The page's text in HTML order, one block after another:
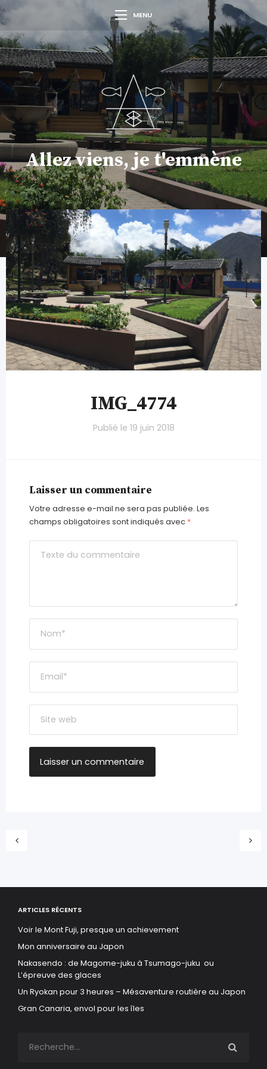
MENU
Allez viens, je t'emmène
IMG_4774
Publié le 19 juin 2018
Laisser un commentaire
Votre adresse e-mail ne sera pas publiée. Les
champs obligatoires sont indiqués avec *
ARTICLES RÉCENTS
Voir le Mont Fuji, presque un achievement
Mon anniversaire au Japon
Nakasendo : de Magome-juku à Tsumago-juku ou
L’épreuve des glaces
Un Ryokan pour 3 heures – Mésaventure routière au Japon
Gran Canaria, envol pour les îles